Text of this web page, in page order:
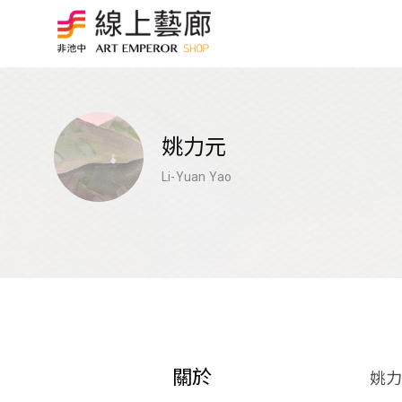
姚力元
Li-Yuan Yao
關於 姚